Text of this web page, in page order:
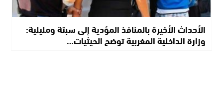
الأحداث الأخيرة بالمنافذ المؤدية إلى سبتة ومليلية:
وزارة الداخلية المغربية توضح الحيثيات…